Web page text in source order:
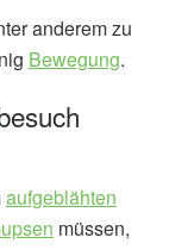
anderem zu
Bewegung.
aufgeblähten
müssen,